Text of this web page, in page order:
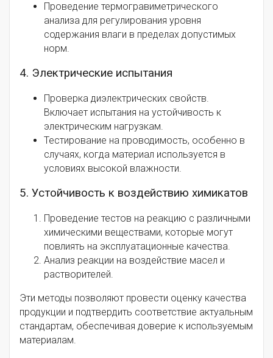
Проведение термогравиметрического
анализа для регулирования уровня
содержания влаги в пределах допустимых
норм.
4. Электрические испытания
Проверка диэлектрических свойств.
Включает испытания на устойчивость к
электрическим нагрузкам.
Тестирование на проводимость, особенно в
случаях, когда материал используется в
условиях высокой влажности.
5. Устойчивость к воздействию химикатов
Проведение тестов на реакцию с различными
химическими веществами, которые могут
повлиять на эксплуатационные качества.
Анализ реакции на воздействие масел и
растворителей.
Эти методы позволяют провести оценку качества
продукции и подтвердить соответствие актуальным
стандартам, обеспечивая доверие к используемым
материалам.